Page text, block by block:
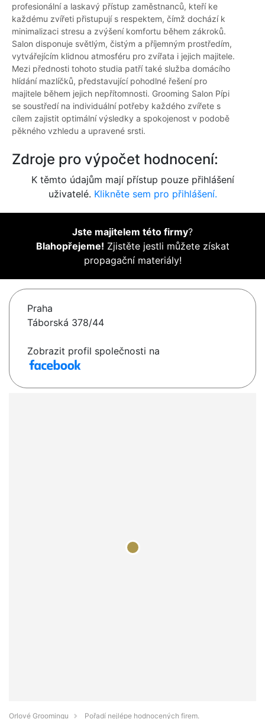
profesionální a laskavý přístup zaměstnanců, kteří ke
každému zvířeti přistupují s respektem, čímž dochází k
minimalizaci stresu a zvýšení komfortu během zákroků.
Salon disponuje světlým, čistým a příjemným prostředím,
vytvářejícím klidnou atmosféru pro zvířata i jejich majitele.
Mezi přednosti tohoto studia patří také služba domácího
hlídání mazlíčků, představující pohodlné řešení pro
majitele během jejich nepřítomnosti. Grooming Salon Pípi
se soustředí na individuální potřeby každého zvířete s
cílem zajistit optimální výsledky a spokojenost v podobě
pěkného vzhledu a upravené srsti.
Zdroje pro výpočet hodnocení:
K těmto údajům mají přístup pouze přihlášení
uživatelé. Klikněte sem pro přihlášení.
Jste majitelem této firmy?
Blahopřejeme! Zjistěte jestli můžete získat
propagační materiály!
Praha
Táborská 378/44
Zobrazit profil společnosti na
Orlové Groomingu
Pořadí nejlépe hodnocených firem.